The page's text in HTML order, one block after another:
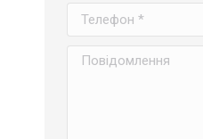
Телефон *
Повідомлення